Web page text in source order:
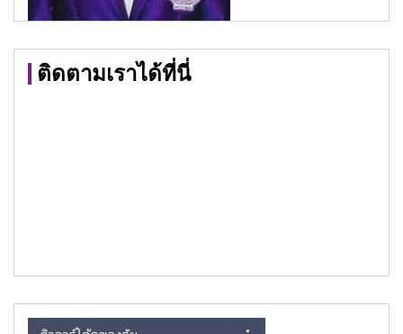
ติดตามเราได้ที่นี่